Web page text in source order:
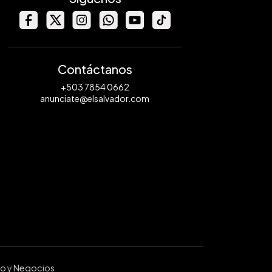
Contáctanos
+503 7854 0662
anunciate@elsalvador.com
y Negocios